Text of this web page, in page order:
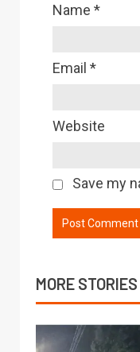
Name *
Email *
Website
Save my
MORE STORIES